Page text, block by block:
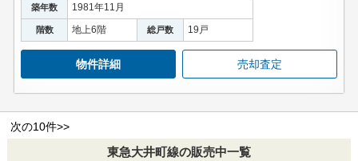
築年数 1981年11月
階数 地上6階 総戸数 19戸
物件詳細 売却査定
次の10件>>
東急大井町線の販売中一覧